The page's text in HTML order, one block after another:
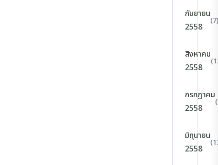
กันยายน
2558
(7)
สิงหาคม
2558
กรกฎาคม
2558
มิถุนายน
2558